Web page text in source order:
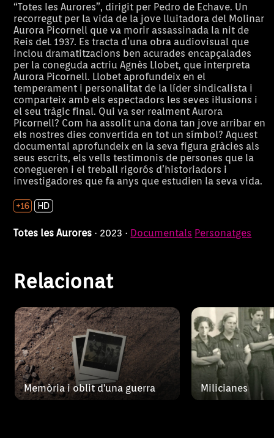
“Totes les Aurores”, dirigit per Pedro de Echave. Un
recorregut per la vida de la jove lluitadora del Molinar
Aurora Picornell que va morir assassinada la nit de
Reis deL 1937. Es tracta d’una obra audiovisual que
inclou dramatitzacions ben acurades encapçalades
per la coneguda actriu Agnès Llobet, que interpreta
Aurora Picornell. Llobet aprofundeix en el
temperament i personalitat de la líder sindicalista i
comparteix amb els espectadors les seves il·lusions i
el seu tràgic final. Qui va ser realment Aurora
Picornell? Com ha assolit una dona tan jove arribar en
els nostres dies convertida en tot un símbol? Aquest
documental aprofundeix en la seva figura gràcies als
seus escrits, els vells testimonis de persones que la
conegueren i el treball rigorós d’historiadors i
investigadores que fa anys que estudien la seva vida.
Totes les Aurores · 2023 · Documentals Personatges
Relacionat
Memòria i oblit d'una guerra
Memòria i oblit
d'una guerra
Conta la història de la Guerra
Civil Espanyola a Mallorca.
Milicianes
La matinada
de 1936 a
es relata els